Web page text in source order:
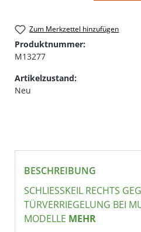
Zum Merkzettel hinzufügen
Produktnummer:
M13277
Artikelzustand:
Neu
BESCHREIBUNG
SCHLIESSKEIL RECHTS
ÜRVERRIEGELUNG BEI
ODELLE MEHR